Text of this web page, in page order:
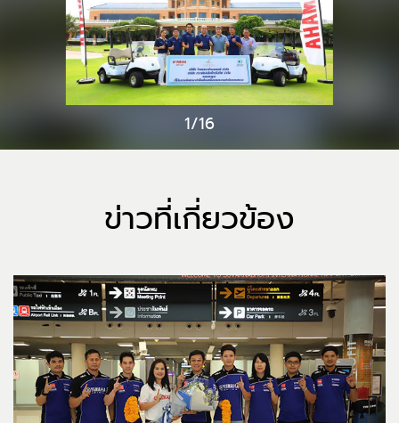
1/16
ข่าวที่เกี่ยวข้อง